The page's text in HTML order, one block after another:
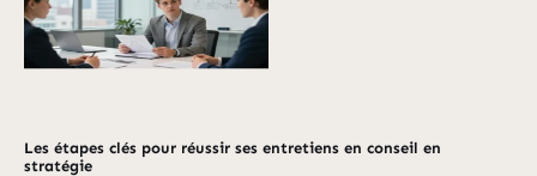
Les étapes clés pour réussir ses entretiens en conseil en
stratégie